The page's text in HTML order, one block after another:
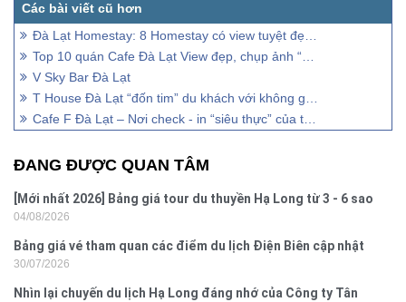
Đà Lạt Homestay: 8 Homestay có view tuyệt đẹp trong lòng thành phố Đà Lạt
Top 10 quán Cafe Đà Lạt View đẹp, chụp ảnh “so deep”
V Sky Bar Đà Lạt
T House Đà Lạt “đốn tim” du khách với không gian đậm chất Bohemian.
Cafe F Đà Lạt – Nơi check - in “siêu thực” của tín đồ sống ảo
ĐANG ĐƯỢC QUAN TÂM
[Mới nhất 2026] Bảng giá tour du thuyền Hạ Long từ 3 - 6 sao
04/08/2026
Bảng giá vé tham quan các điểm du lịch Điện Biên cập nhật
2026
30/07/2026
Nhìn lại chuyến du lịch Hạ Long đáng nhớ của Công ty Tân